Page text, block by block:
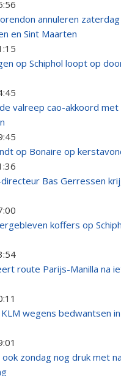
annuleren
en Sint Maarten
op Schiphol loopt op
valreep cao-akkoord met
op Bonaire op
Bas Gerressen
koffers op
route Parijs-Manilla na
wegens bedwantsen
ook zondag nog druk met